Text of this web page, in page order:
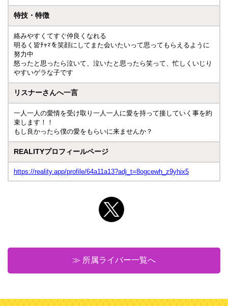
特技・特徴
絡みやすくてすぐ仲良くなれる
明るく皆ﾁｬﾏを笑顔にしてまた会いたいって思ってもらえるように
努力中
怒ったと思ったら泣いて、泣いたと思ったら笑って、忙しくいじり
やすいゲラな子です
リスナーさんへ一言
一人一人の愛情を受け取り一人一人に愛を持って接していく事を約
束します！！
もし良かったら僕の愛をもらいに来ませんか？
REALITYプロフィールページ
https://reality.app/profile/64a11a13?adj_t=8ogcewh_z9yhix5
≫ 所属ライバー一覧へ